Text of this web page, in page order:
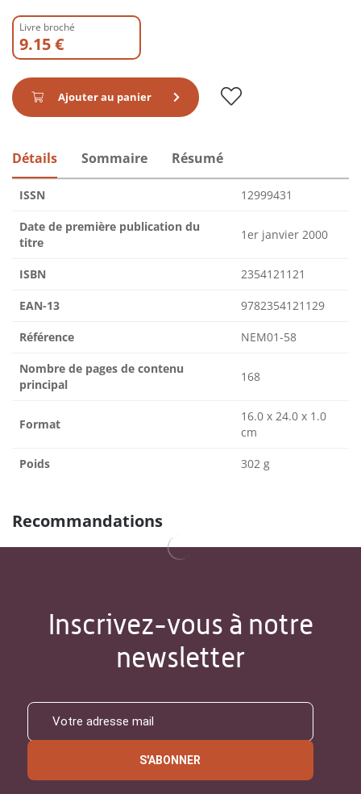
Livre broché
9.15 €
Ajouter au panier
Détails Sommaire Résumé
ISSN 12999431
Date de première publication du
titre
1er janvier 2000
ISBN 2354121121
EAN-13 9782354121129
Référence NEM01-58
Nombre de pages de contenu
principal
168
Format
16.0 x 24.0 x 1.0
cm
Poids 302 g
Recommandations
Inscrivez-vous à notre
newsletter
S'ABONNER